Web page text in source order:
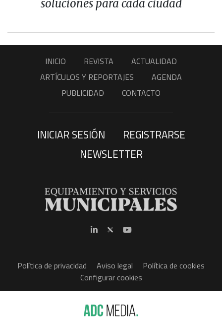
soluciones para cada ciudad
INICIO REVISTA
ACTUALIDAD
ARTÍCULOS Y REPORTAJES
AGENDA
PUBLICIDAD
CONTACTO
INICIAR SESIÓN
REGISTRARSE
NEWSLETTER
Política de privacidad Aviso legal
Política de cookies
Configurar cookies